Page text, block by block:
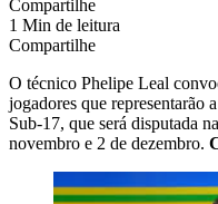
Compartilhe
1 Min de leitura
Compartilhe
O técnico Phelipe Leal
jogadores que representarão
Sub-17, que será disputada
novembro e 2 de dezembro.